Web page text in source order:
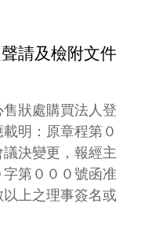
請及檢附文件
狀處購買法人登
明：原章程第０
決變更，報經主
第０００號函准
上之理事簽名或